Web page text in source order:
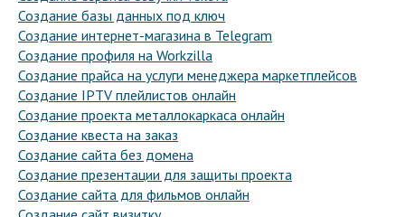
Создание базы данных под ключ
Создание интернет-магазина в Telegram
Создание профиля на Workzilla
Создание прайса на услуги менеджера маркетплейсов
Создание IPTV плейлистов онлайн
Создание проекта металлокаркаса онлайн
Создание квеста на заказ
Создание сайта без домена
Создание презентации для защиты проекта
Создание сайта для фильмов онлайн